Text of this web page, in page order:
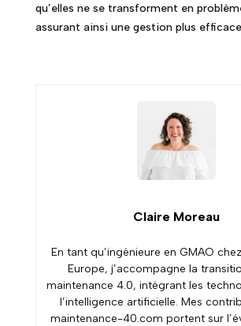
qu’elles ne se transforment en
assurant ainsi une gestion plus
Claire Moreau
En tant qu’ingénieure en GMAO
Europe, j’accompagne la
maintenance 4.0, intégrant les
l’intelligence artificielle. Mes
maintenance-40.com portent sur